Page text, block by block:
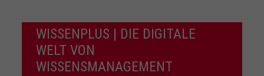
WISSENPLUS | DIE DIGITALE
WELT VON
WISSENSMANAGEMENT